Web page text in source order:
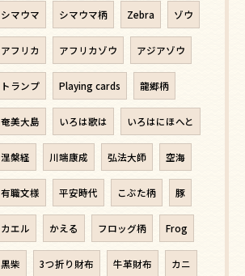
シマウマ シマウマ柄 Zebra ゾウ
アフリカ アフリカゾウ アジアゾウ
トランプ Playing cards 龍郷柄
奄美大島 いろは歌は いろはにほへと
涅槃経 川端康成 弘法大師 空海
有職文様 平安時代 こぶた柄 豚
カエル かえる フロッグ柄 Frog
黒柴 3つ折り財布 牛革財布 カニ